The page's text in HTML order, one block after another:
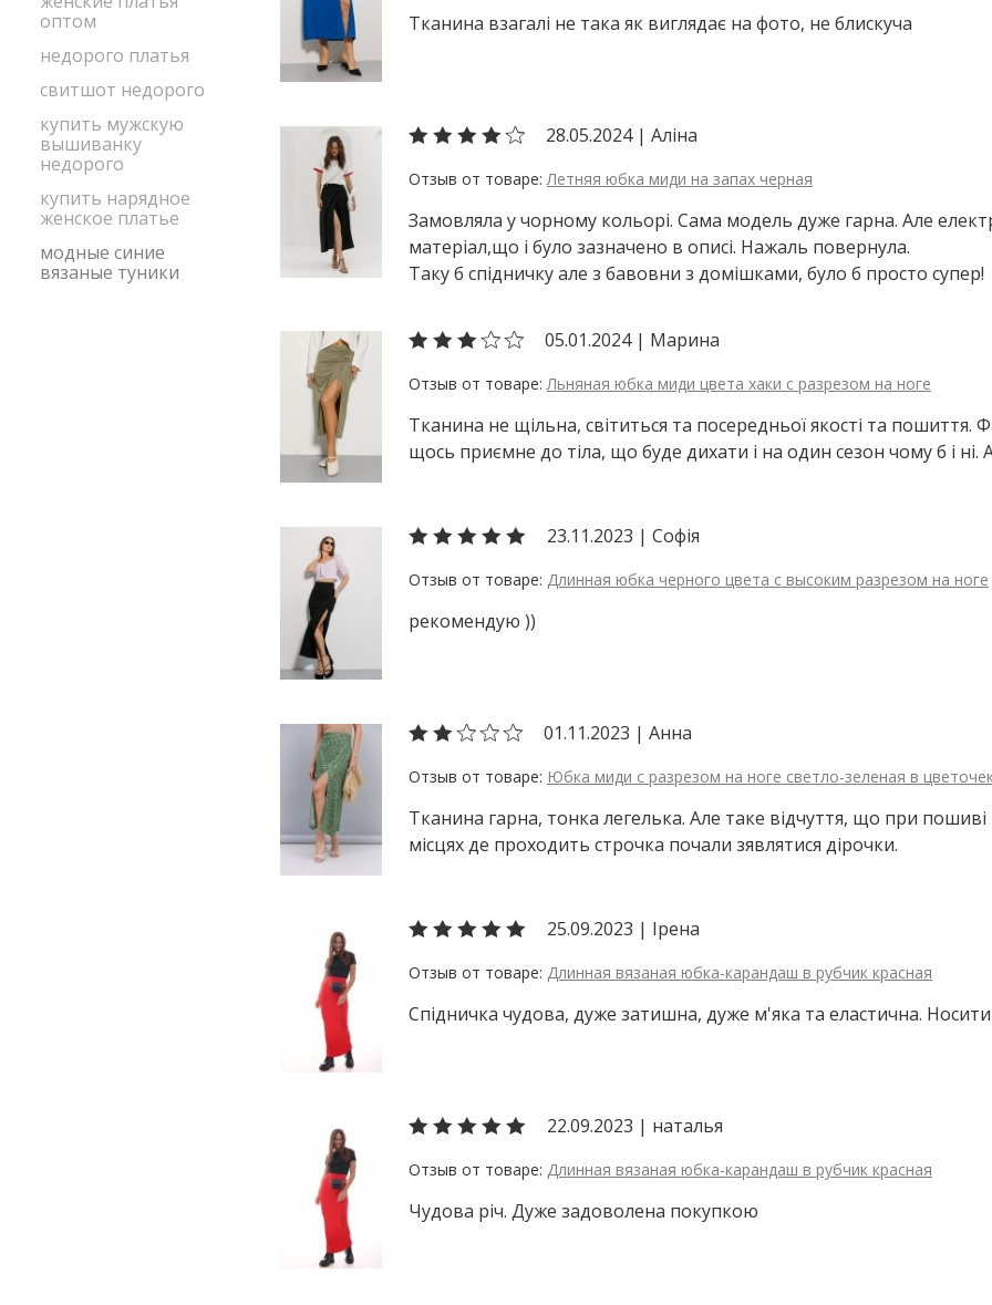
Тканина взагалі не така як виглядає на фото, не блискуча
28.05.2024 | Аліна
Летняя юбка миди на запах черная
Замовляла у чорному кольорі. Сама модель дуже гарна. Але
матеріал,що і було зазначено в описі. Нажаль повернула.
Таку б спідничку але з бавовни з домішками, було б просто супер!
05.01.2024 | Марина
Льняная юбка миди цвета хаки с разрезом на ноге
Тканина не щільна, світиться та посередньої якості та пошиття.
щось приємне до тіла, що буде дихати і на один сезон чому б і ні.
23.11.2023 | Софія
Длинная юбка черного цвета с высоким разрезом на ноге
рекомендую ))
01.11.2023 | Анна
Юбка миди с разрезом на ноге светло-зеленая в цветочек
Тканина гарна, тонка легелька. Але таке відчуття, що при
місцях де проходить строчка почали зявлятися дірочки.
25.09.2023 | Ірена
Длинная вязаная юбка-карандаш в рубчик красная
Спідничка чудова, дуже затишна, дуже м'яка та еластична. Носити
22.09.2023 | наталья
Длинная вязаная юбка-карандаш в рубчик красная
Чудова річ. Дуже задоволена покупкою
зеленый
коралловый
коричневый
красный
малиновый
оливковый
оранжевый
розовый
оптом
недорого платья
свитшот недорого
купить мужскую
вышиванку
недорого
купить нарядное
женское платье
модные синие
вязаные туники